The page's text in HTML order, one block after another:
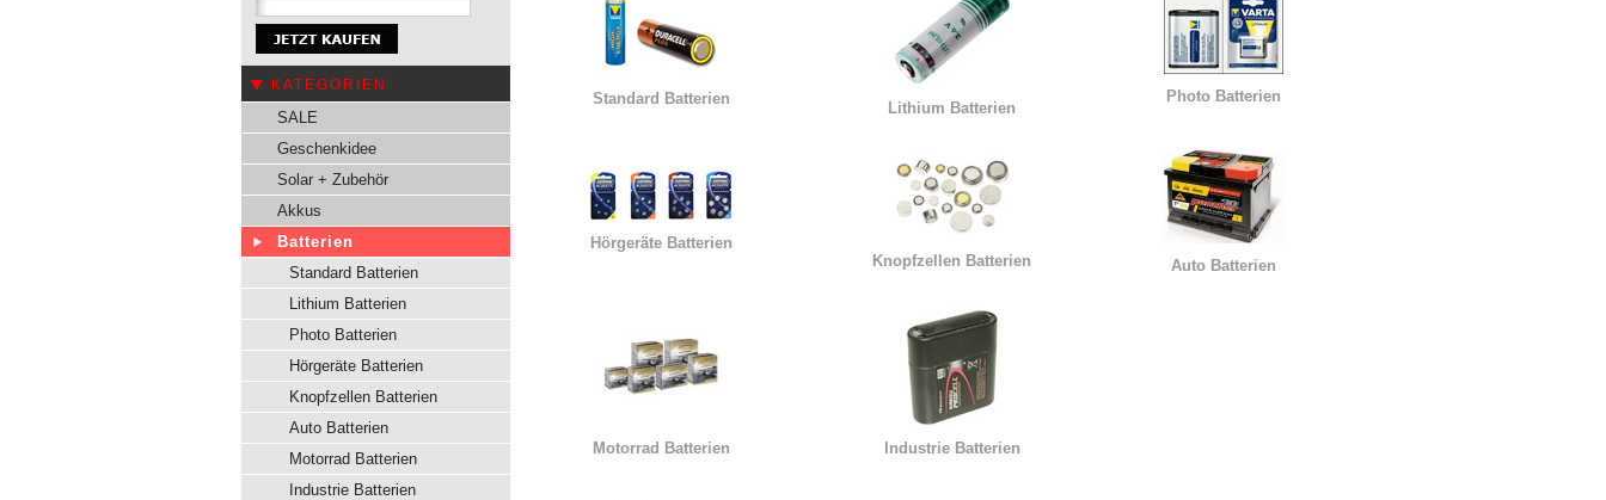
KATEGORIEN
SALE
Geschenkidee
Solar + Zubehör
Akkus
Batterien
Standard Batterien
Lithium Batterien
Photo Batterien
Hörgeräte Batterien
Knopfzellen Batterien
Auto Batterien
Motorrad Batterien
Industrie Batterien
Standard Batterien
Lithium Batterien
Photo Batterien
Hörgeräte Batterien
Knopfzellen Batterien
Auto Batterien
Motorrad Batterien Industrie Batterien